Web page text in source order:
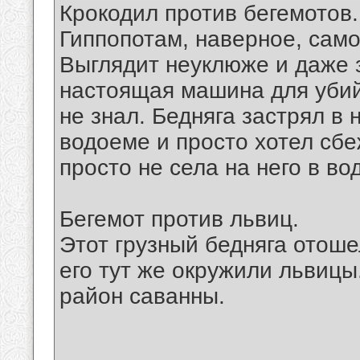
Крокодил против бегемотов.
Гиппопотам, наверное,
Выглядит неуклюже и даже
настоящая машина для
не знал. Бедняга застрял
водоеме и просто хотел
просто не села на него в
Бегемот против львиц.
Этот грузный бедняга
его тут же окружили
район саванны.